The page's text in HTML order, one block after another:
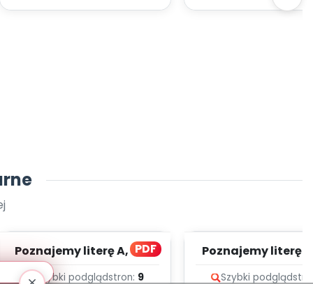
PDF
Poznajemy literę A, CZ. 1
Szybki podglądstron: 9
Poznajemy literę E,
Szybki podgląd